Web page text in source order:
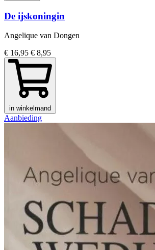
De ijskoningin
Angelique van Dongen
€ 16,95 € 8,95
in winkelmand
Aanbieding